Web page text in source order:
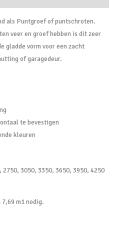
als Puntgroef of puntschroten.
veer en groef hebben is dit zeer
gladde vorm voor een zacht
of garagedeur.
te bevestigen
kleuren
3050, 3350, 3650, 3950, 4250
m1 nodig.